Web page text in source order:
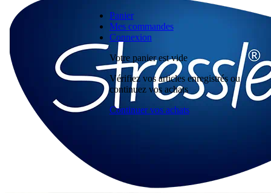
Panier
Mes commandes
Connexion
Votre panier est vide
Vérifiez vos articles enregistrés ou
continuez vos achats
Continuer vos achats